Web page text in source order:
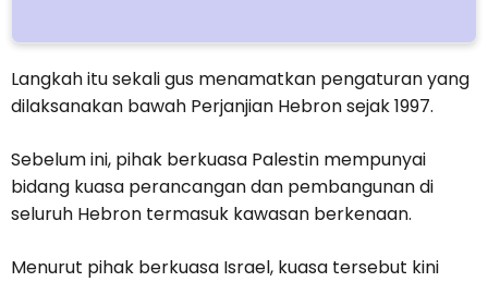
Langkah itu sekali gus menamatkan pengaturan yang
dilaksanakan bawah Perjanjian Hebron sejak 1997.
Sebelum ini, pihak berkuasa Palestin mempunyai
bidang kuasa perancangan dan pembangunan di
seluruh Hebron termasuk kawasan berkenaan.
Menurut pihak berkuasa Israel, kuasa tersebut kini